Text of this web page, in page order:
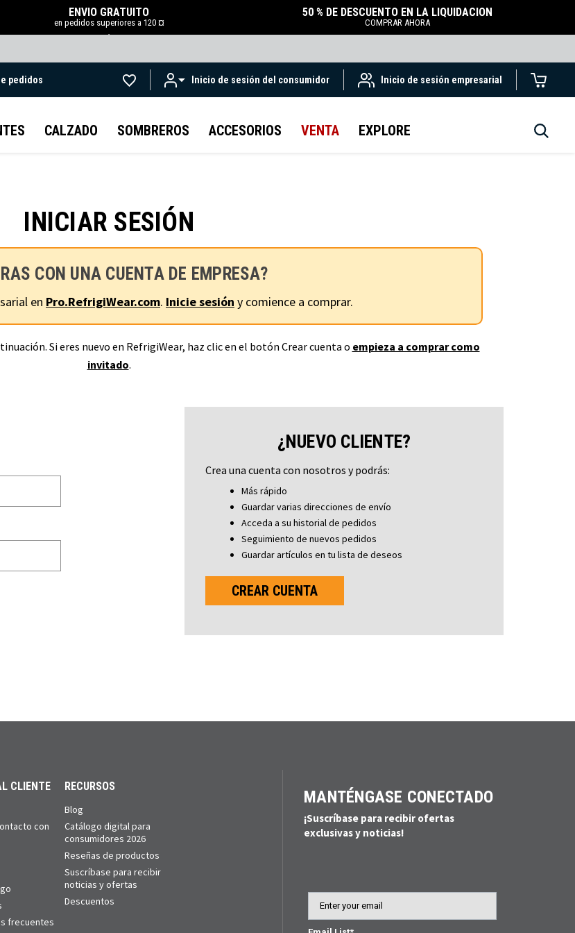
ENVÍO GRATUITO
en pedidos superiores a 120 ¤
.
50 % DE DESCUENTO EN LA LIQUIDACIÓN
COMPRAR AHORA
pedidos Inicio de sesión del consumidor Inicio de sesión empresarial
CALZADO SOMBREROS ACCESORIOS VENTA EXPLORE
INICIAR SESIÓN
CON UNA CUENTA DE EMPRESA?
en Pro.RefrigiWear.com. Inicie sesión y comience a comprar.
Si eres nuevo en RefrigiWear, haz clic en el botón Crear cuenta o empieza a comprar como
invitado.
¿NUEVO CLIENTE?
Crea una cuenta con nosotros y podrás:
Más rápido
Guardar varias direcciones de envío
Acceda a su historial de pedidos
Seguimiento de nuevos pedidos
Guardar artículos en tu lista de deseos
CREAR CUENTA
CLIENTE
con
frecuentes
RECURSOS
Blog
Catálogo digital para
consumidores 2026
Reseñas de productos
Suscríbase para recibir
noticias y ofertas
Descuentos
MANTÉNGASE CONECTADO
¡Suscríbase para recibir ofertas
exclusivas y noticias!